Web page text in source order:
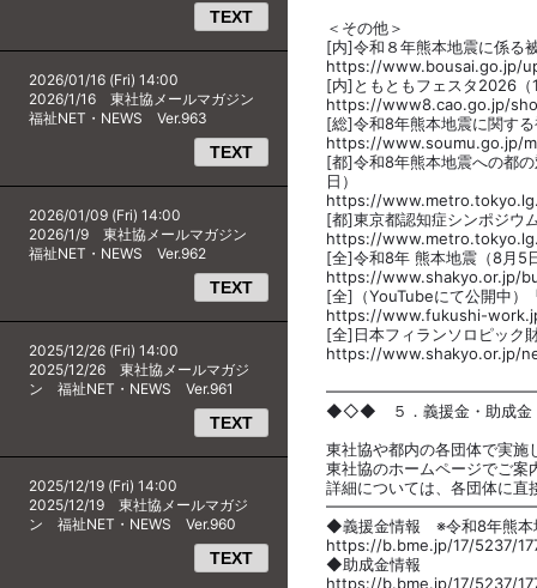
TEXT
2026/01/16 (Fri) 14:00
2026/1/16 東社協メールマガジン
福祉NET・NEWS Ver.963
TEXT
2026/01/09 (Fri) 14:00
2026/1/9 東社協メールマガジン
福祉NET・NEWS Ver.962
TEXT
2025/12/26 (Fri) 14:00
2025/12/26 東社協メールマガジ
ン 福祉NET・NEWS Ver.961
TEXT
2025/12/19 (Fri) 14:00
2025/12/19 東社協メールマガジ
ン 福祉NET・NEWS Ver.960
TEXT
＜その他＞
[内]令和８年熊本地震に係る
https://www.bousai.go.jp/
[内]ともともフェスタ2026（
https://www8.cao.go.jp/
[総]令和8年熊本地震に関す
https://www.soumu.go.jp/
[都]令和8年熊本地震への都
日）
https://
[都]東京都認知症シンポジ
https://
[全]令和8年 熊本地震（8月5
https://www.shakyo.or.jp/
[全]（YouTubeにて公開中）
https://www.fukushi-
[全]日本フィランソロピック
https://www.shakyo.or.jp/
◆◇◆ ５．義援金・助成金
東社協や都内の各団体で実施
東社協のホームページでご案
詳細については、各団体に直
◆義援金情報 ※令和8年熊本
https://b.bme.jp/17/5237/
◆助成金情報
https://b.bme.jp/17/5237/